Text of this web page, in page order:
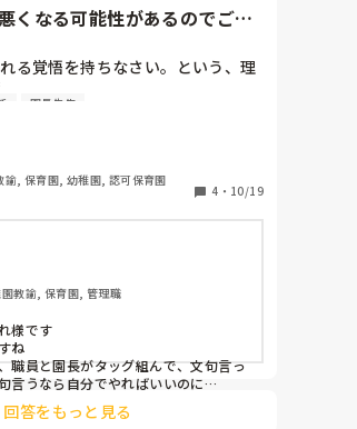
くなる可能性があるのでご理
る覚悟を持ちなさい。という、理
人が職員に嫌われないよう立ち振
任を悪者にして職員と結託。
長、園長からの指示を全うしてる
嫌われるのは主任、副主任だけ。
主任、副主任からのクレームの
た😓
園長先生
諭, 保育園, 幼稚園, 認可保育園
4 ・ 10/19
教諭, 保育園, 管理職
様です
ね
職員と園長がタッグ組んで、文句言っ
言うなら自分でやればいいのに
事ばかり、達者でいじめです
我慢です
回答をもっと見る